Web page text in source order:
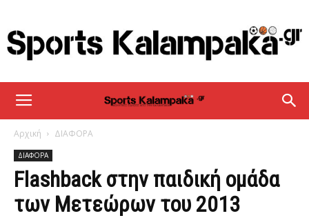
sportskalampaka
Αρχική ΔΙΑΦΟΡΑ
ΔΙΑΦΟΡΑ
Flashback στην παιδική ομάδα
των Μετεώρων του 2013